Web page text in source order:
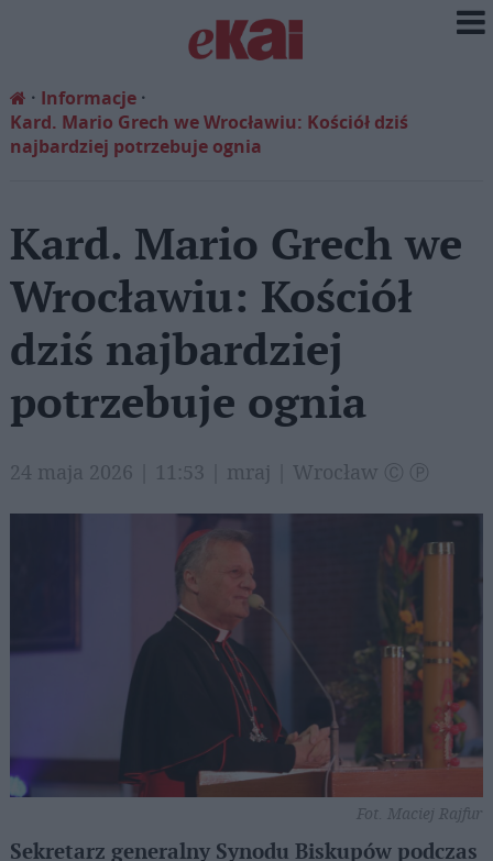
Informacje
Kard. Mario Grech we Wrocławiu: Kościół dziś
najbardziej potrzebuje ognia
Kard. Mario Grech we
Wrocławiu: Kościół
dziś najbardziej
potrzebuje ognia
24 maja 2026 | 11:53 | mraj | Wrocław Ⓒ Ⓟ
Fot. Maciej Rajfur
Sekretarz generalny Synodu Biskupów podczas